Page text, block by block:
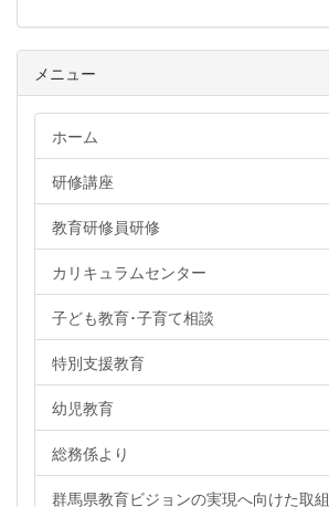
メニュー
ホーム
研修講座
教育研修員研修
カリキュラムセンター
子ども教育･子育て相談
特別支援教育
幼児教育
総務係より
群馬県教育ビジョンの実現へ向けた取組